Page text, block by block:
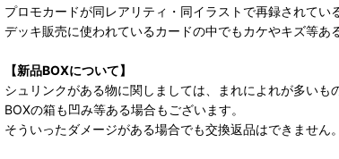
プロモカードが同レアリティ・同イラストで再録されてい
デッキ販売に使われているカードの中でもカケやキズ等あ
【新品BOXについて】
シュリンクがある物に関しましては、まれによれが多いも
BOXの箱も凹み等ある場合もございます。
そういったダメージがある場合でも交換返品はできません。